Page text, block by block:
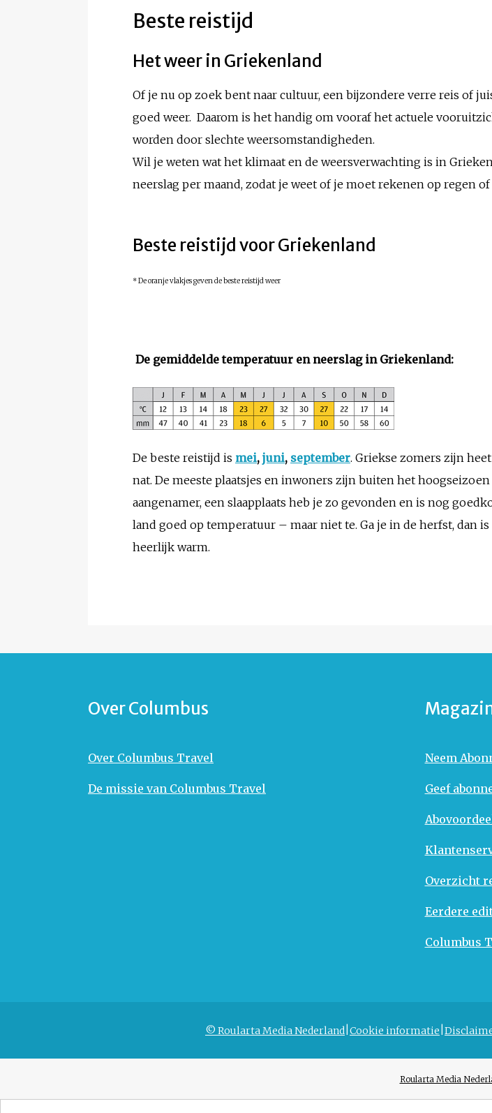
Beste reistijd
Het weer in Griekenland
Of je nu op zoek bent naar cultuur, een bijzondere verre reis of
goed weer. Daarom is het handig om vooraf het actuele
worden door slechte weersomstandigheden.
Wil je weten wat het klimaat en de weersverwachting is in
neerslag per maand, zodat je weet of je moet rekenen op regen
Beste reistijd voor Griekenland
* De oranje vlakjes geven de beste reistijd weer
De gemiddelde temperatuur en neerslag in Griekenland:
De beste reistijd is mei, juni, september. Griekse zomers zijn
nat. De meeste plaatsjes en inwoners zijn buiten het
aangenamer, een slaapplaats heb je zo gevonden en is nog
land goed op temperatuur – maar niet te. Ga je in de herfst, dan
heerlijk warm.
Over Columbus
Over Columbus Travel
De missie van Columbus Travel
Neem
Geef
Overzicht
Eerdere
Columbus
© Roularta Media Nederland Cookie informatie
Roularta Media